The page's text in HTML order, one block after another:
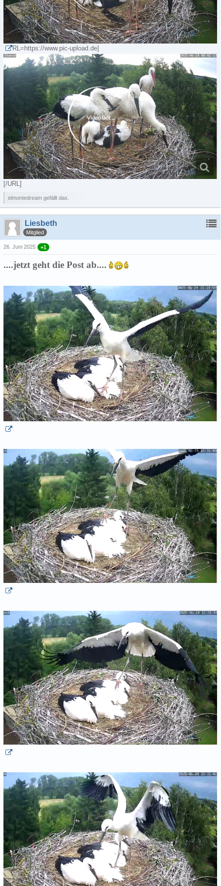
RL=https://www.pic-upload.de]
[/URL]
elmontedream gefällt das.
Liesbeth
Mitglied
26. Juni 2025 +1
....jetzt geht die Post ab....